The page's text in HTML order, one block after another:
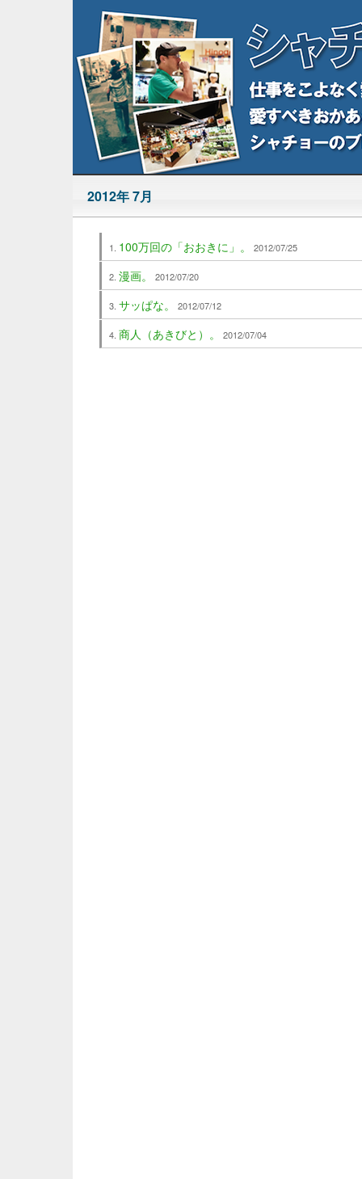
2012年 7月
100万回の「おおきに」。 2012/07/25
漫画。 2012/07/20
サッぱな。 2012/07/12
商人（あきびと）。 2012/07/04